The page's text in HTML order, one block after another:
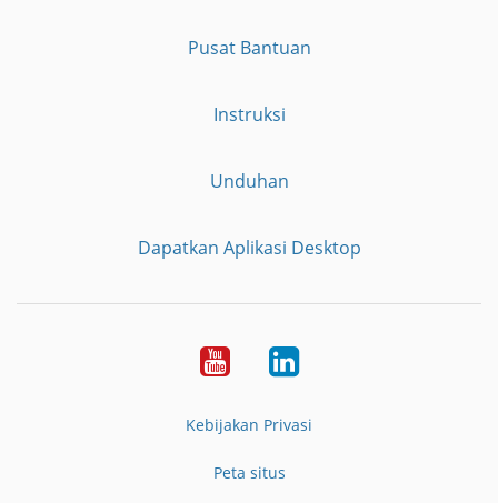
Pusat Bantuan
Instruksi
Unduhan
Dapatkan Aplikasi Desktop
YouTubeLinkedIn
Kebijakan Privasi
Peta situs